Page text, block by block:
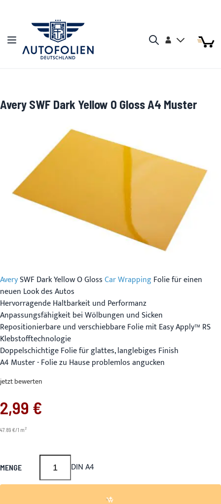
Navigation umschalten Konto Mein
AverySWF Dark Yellow O GlossCar WrappingFolie für einen
neuen Look des Autos
Hervorragende Haltbarkeit und Performanz
Anpassungsfähigkeit bei Wölbungen und Sicken
Repositionierbare und verschiebbare Folie mit Easy Apply™ RS
Klebstofftechnologie
Doppelschichtige Folie für glattes, langlebiges Finish
A4 Muster - Folie zu Hause problemlos angucken
Avery SWF Dark Yellow O Gloss A4 Muster
jetzt bewerten
2,99 €
47.89 €/1 m2
MENGE DIN A4